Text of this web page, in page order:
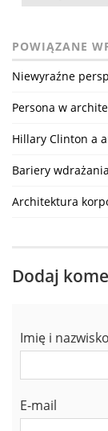
POWIĄZANE
Niewyraźne
Persona w
Hillary Clinton a
Bariery
Architektura
Dodaj
Imię i nazwisko
E-mail